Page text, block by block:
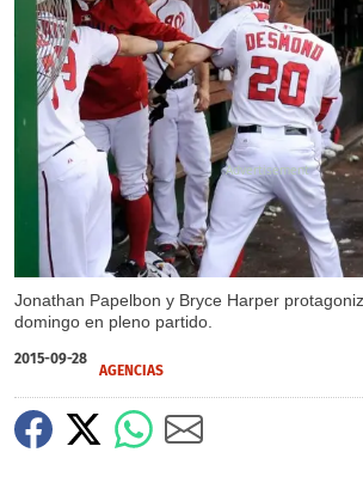
Jonathan Papelbon y Bryce Harper
domingo en pleno partido.
2015-09-28
AGENCIAS